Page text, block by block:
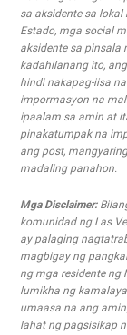
sa aksidente sa
Estado, mga social
aksidente sa pinsala
kadahilanang ito,
hindi nakapag-iisa
impormasyon na
ipaalam sa amin at
pinakatumpak na
ang post,
madaling panahon.
Mga Disclaimer:
komunidad ng Las
ay palaging
magbigay ng
ng mga residente ng
lumikha ng
umaasa na ang
lahat ng pagsisikap